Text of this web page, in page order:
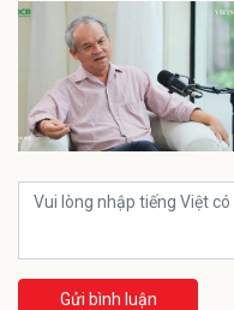
Gửi bình luận